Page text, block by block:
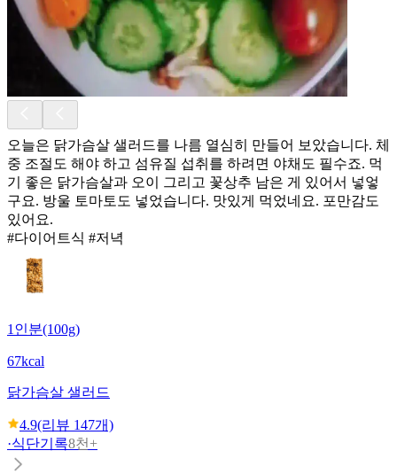
오늘은 닭가슴살 샐러드를 나름 열심히 만들어 보았습니다. 체
중 조절도 해야 하고 섬유질 섭취를 하려면 야채도 필수죠. 먹
기 좋은 닭가슴살과 오이 그리고 꽃상추 남은 게 있어서 넣엏
구요. 방울 토마토도 넣었습니다. 맛있게 먹었네요. 포만감도
있어요.
#다이어트식 #저녁
1인분(100g)
67kcal
닭가슴살 샐러드
4.9(리뷰 147개)
·식단기록8천+